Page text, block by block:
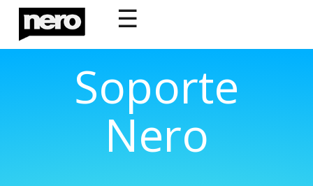
☰
Soporte
Nero